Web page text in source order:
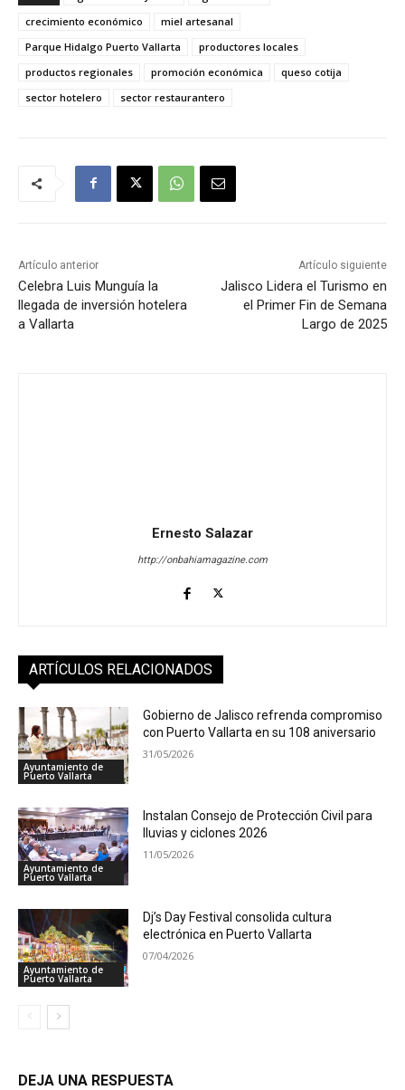
crecimiento económico
miel artesanal
Parque Hidalgo Puerto Vallarta
productores locales
productos regionales
promoción económica
queso cotija
sector hotelero
sector restaurantero
Artículo anterior
Celebra Luis Munguía la
llegada de inversión hotelera
a Vallarta
Artículo siguiente
Jalisco Lidera el Turismo en
el Primer Fin de Semana
Largo de 2025
Ernesto Salazar
http://onbahiamagazine.com
ARTÍCULOS RELACIONADOS
Ayuntamiento de
Puerto Vallarta
Gobierno de Jalisco refrenda compromiso
con Puerto Vallarta en su 108 aniversario
31/05/2026
Ayuntamiento de
Puerto Vallarta
Instalan Consejo de Protección Civil para
lluvias y ciclones 2026
11/05/2026
Ayuntamiento de
Puerto Vallarta
Dj’s Day Festival consolida cultura
electrónica en Puerto Vallarta
07/04/2026
DEJA UNA RESPUESTA